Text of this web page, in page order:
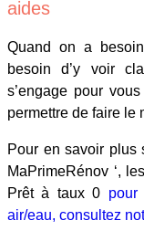
aides
Quand on a
besoin d’y voir
s’engage pour
permettre de faire le
Pour en savoir plus
MaPrimeRénov ‘,
Prêt à taux 0 pour
air/eau, consultez